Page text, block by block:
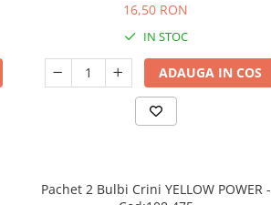
16,50 RON
IN STOC
ADAUGA IN COS
Pachet 2 Bulbi Crini YELLOW POWER -